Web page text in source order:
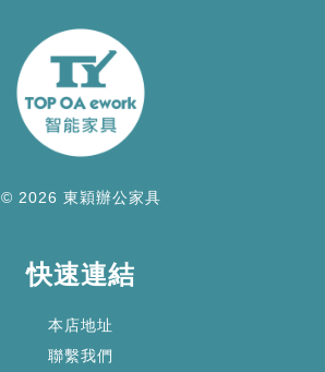
© 2026 東穎辦公家具
快速連結
本店地址
聯繫我們